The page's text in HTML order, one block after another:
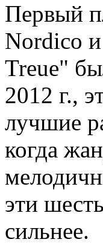
Первый
Nordico и
Treue"
2012 г.,
лучшие
когда
эти
сильнее.